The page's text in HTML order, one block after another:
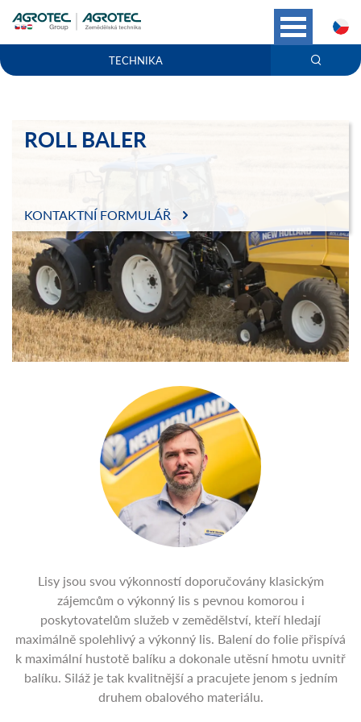
TECHNIKA
ROLL BALER
KONTAKTNÍ FORMULÁŘ
Lisy jsou svou výkonností doporučovány klasickým
zájemcům o výkonný lis s pevnou komorou i
poskytovatelům služeb v zemědělství, kteří hledají
maximálně spolehlivý a výkonný lis. Balení do folie přispívá
k maximální hustotě balíku a dokonale utěsní hmotu uvnitř
balíku. Siláž je tak kvalitnější a pracujete jenom s jedním
druhem obalového materiálu.